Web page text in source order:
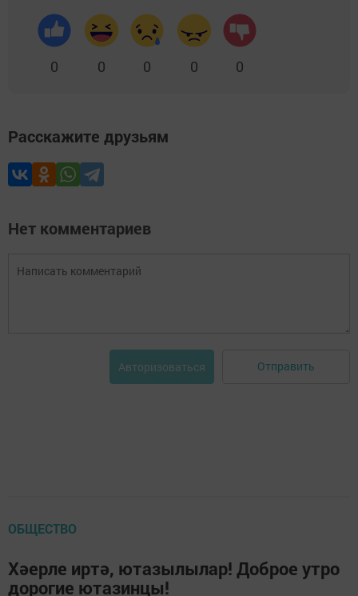
0 0 0 0 0
Расскажите друзьям
Нет комментариев
Авторизоваться Отправить
ОБЩЕСТВО
Хәерле иртә, ютазылылар! Доброе утро
дорогие ютазинцы!